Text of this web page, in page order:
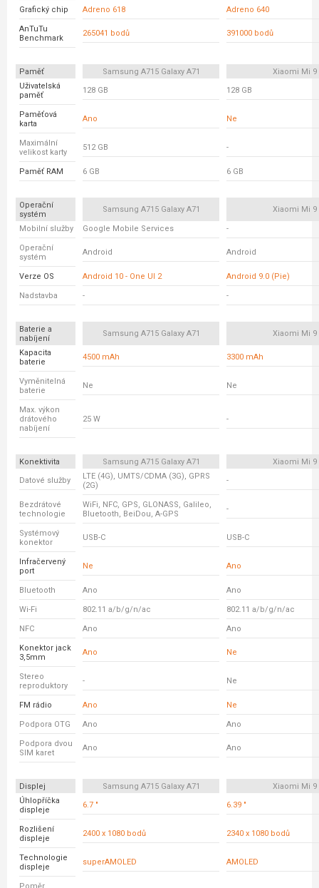
Grafický chip Adreno 618 Adreno 640
AnTuTu
Benchmark
265041 bodů 391000 bodů
Paměť Samsung A715 Galaxy A71
Xiaomi Mi 9
Uživatelská
paměť
128 GB 128 GB
Paměťová
karta
Ano Ne
Maximální
velikost karty
512 GB -
Paměť RAM 6 GB 6 GB
Operační
systém
Samsung A715 Galaxy A71 Xiaomi Mi 9
Mobilní služby Google Mobile Services -
Operační
systém
Android Android
Verze OS Android 10 - One UI 2 Android 9.0 (Pie)
Nadstavba - -
Baterie a
nabíjení
Samsung A715 Galaxy A71 Xiaomi Mi 9
Kapacita
baterie
4500 mAh 3300 mAh
Vyměnitelná
baterie
Ne Ne
Max. výkon
drátového
nabíjení
25 W -
Konektivita Samsung A715 Galaxy A71
Xiaomi Mi 9
Datové služby
LTE (4G), UMTS/CDMA (3G), GPRS
(2G)
-
Bezdrátové
technologie
WiFi, NFC, GPS, GLONASS, Galileo,
Bluetooth, BeiDou, A-GPS
-
Systémový
konektor
USB-C USB-C
Infračervený
port
Ne Ano
Bluetooth Ano Ano
Wi-Fi 802.11 a/b/g/n/ac 802.11 a/b/g/n/ac
NFC Ano Ano
Konektor jack
3,5mm
Ano Ne
Stereo
reproduktory
- Ne
FM rádio Ano Ne
Podpora OTG Ano Ano
Podpora dvou
SIM karet
Ano Ano
Displej Samsung A715 Galaxy A71
Xiaomi Mi 9
Úhlopříčka
displeje
6.7 " 6.39 "
Rozlišení
displeje
2400 x 1080 bodů 2340 x 1080 bodů
Technologie
displeje
superAMOLED AMOLED